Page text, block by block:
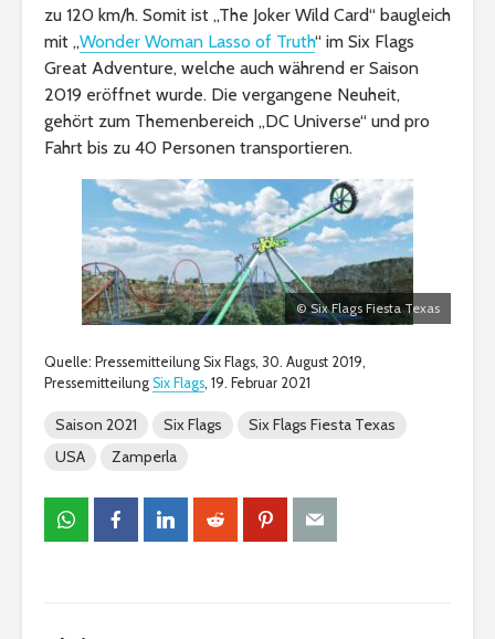
zu 120 km/h. Somit ist „The Joker Wild Card“ baugleich
mit „Wonder Woman Lasso of Truth“ im Six Flags
Great Adventure, welche auch während er Saison
2019 eröffnet wurde. Die vergangene Neuheit,
gehört zum Themenbereich „DC Universe“ und pro
Fahrt bis zu 40 Personen transportieren.
© Six Flags Fiesta Texas
Quelle: Pressemitteilung Six Flags, 30. August 2019,
Pressemitteilung Six Flags, 19. Februar 2021
Saison 2021 Six Flags
Six Flags Fiesta Texas
USA
Zamperla